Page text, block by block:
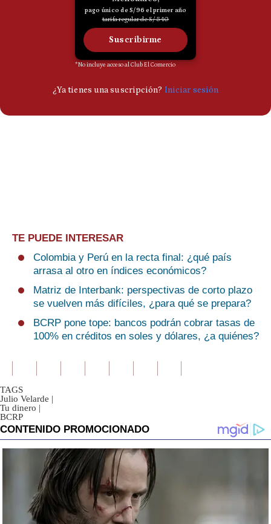
TE PUEDE INTERESAR
Colombia y Perú en la recta final: ¿qué país
arrasa al otro en índices económicos?
Matriz de Interbank: perspectivas de corto plazo
se vuelven más difíciles, ¿para qué se prepara?
BCRP pone tope: bancos podrán cobrar tasas de
100% en créditos en soles y dólares, ¿a quiénes?
TAGS
Julio Velarde |
Tu dinero |
BCRP